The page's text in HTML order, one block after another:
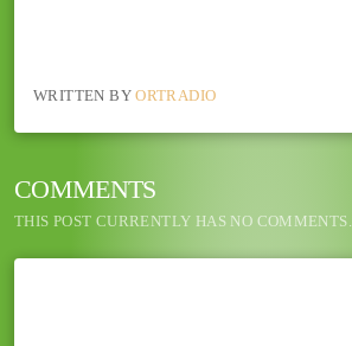
WRITTEN BYORTRADIO
COMMENTS
THIS POST CURRENTLY HAS NO COMMENTS.